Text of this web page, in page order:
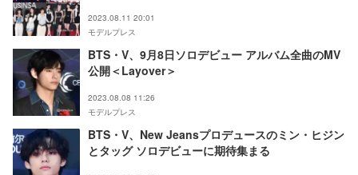
2023.08.11 20:01
モデルプレス
BTS・V、9月8日ソロデビュー アルバム全曲のMV
公開＜Layover＞
2023.08.08 11:26
モデルプレス
BTS・V、New Jeansプロデュースのミン・ヒジン
とタッグ ソロデビューに期待集まる